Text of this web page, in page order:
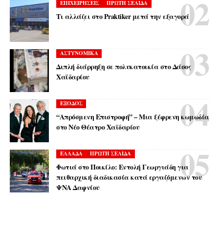
ΕΠΙΧΕΙΡΗΣΕΙΣ ΠΡΩΤΗ ΣΕΛΙΔΑ
Τι αλλάζει στο Praktiker μετά την εξαγορά
ΑΣΤΥΝΟΜΙΚΑ
Διπλή διάρρηξη σε πολυκατοικία στο Δάσος
Χαϊδαρίου
ΕΞΟΔΟΣ
“Απρόσμενη Επιστροφή” – Μια ξέφρενη κωμωδία
στο Νέο Θέατρο Χαϊδαρίου
ΕΛΛΑΔΑ ΠΡΩΤΗ ΣΕΛΙΔΑ
Φωτιά στο Ποικίλο: Εντολή Γεωργιάδη για
πειθαρχική διαδικασία κατά εργαζόμενων του
ΨΝΑ Δαφνίου